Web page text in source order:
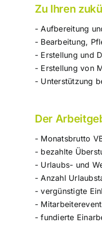
Zu Ihren
- Aufbereitung
- Bearbeitung,
- Erstellung und
- Erstellung von
- Unterstützung
Der
- Monatsbrutto
- bezahlte
- Urlaubs- und
- Anzahl
- vergünstigte
-
- fundierte